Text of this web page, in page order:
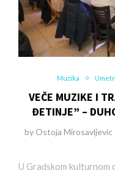
Muzika
VEČE MUZIKE I
ĐETINJE” –
by Ostoja Mirosavljevic
U Gradskom kulturnom